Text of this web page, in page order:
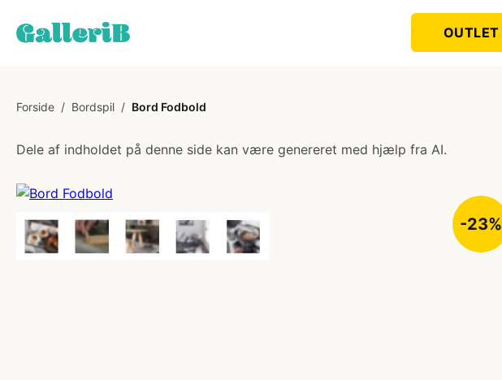
OUTLET
Forside / Bordspil / Bord Fodbold
Dele af indholdet på denne side kan være genereret med hjælp fra AI.
-23%